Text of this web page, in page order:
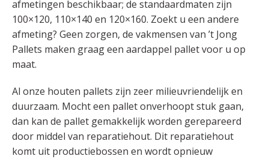
afmetingen beschikbaar; de standaardmaten zijn
100×120, 110×140 en 120×160. Zoekt u een andere
afmeting? Geen zorgen, de vakmensen van ’t Jong
Pallets maken graag een aardappel pallet voor u op
maat.
Al onze houten pallets zijn zeer milieuvriendelijk en
duurzaam. Mocht een pallet onverhoopt stuk gaan,
dan kan de pallet gemakkelijk worden gerepareerd
door middel van reparatiehout. Dit reparatiehout
komt uit productiebossen en wordt opnieuw